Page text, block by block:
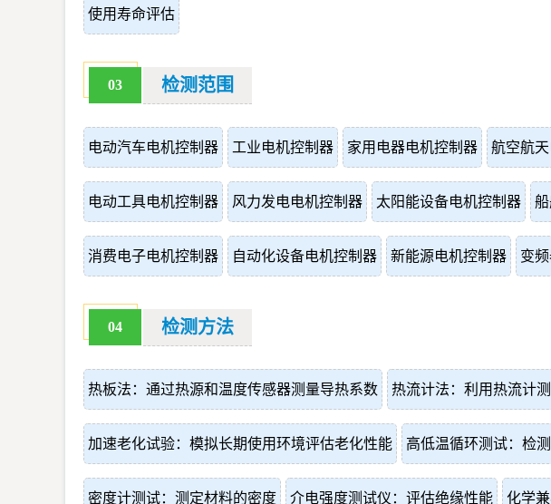
使用寿命评估
03 检测范围
电动汽车电机控制器 工业电机控制器 家用电器电机控制器 航空航
电动工具电机控制器 风力发电电机控制器 太阳能设备电机控制器
消费电子电机控制器 自动化设备电机控制器 新能源电机控制器 变
04 检测方法
热板法：通过热源和温度传感器测量导热系数 热流计法：利用热流计
加速老化试验：模拟长期使用环境评估老化性能 高低温循环测试：检
密度计测试：测定材料的密度 介电强度测试仪：评估绝缘性能 化学